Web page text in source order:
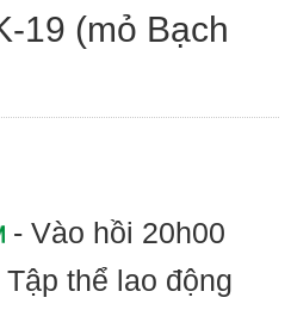
19 (mỏ Bạch
- Vào hồi 20h00
thể lao động